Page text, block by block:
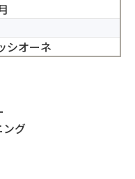
シオーネ
ング